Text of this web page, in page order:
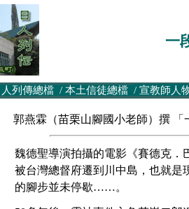
一
人列傳總檔 / 本土信徒總檔 / 宣教師人
郭燕霖（苗栗山腳國小老師）撰 「
魏德聖導演拍攝的電影《賽德克．
被台灣總督府遷到川中島，也就是
的腳步並未停歇……。